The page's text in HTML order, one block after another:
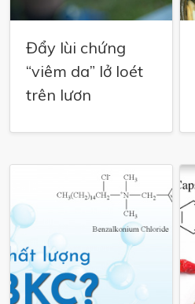
Đẩy lùi chứng
“viêm da” lở loét
trên lươn